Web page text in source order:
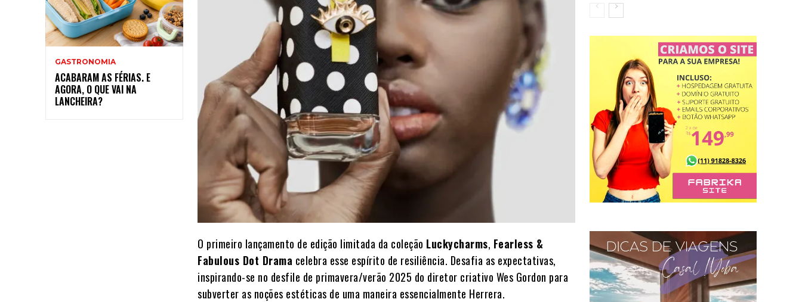
GASTRONOMIA
ACABARAM AS FÉRIAS. E
AGORA, O QUE VAI NA
LANCHEIRA?
O primeiro lançamento de edição limitada da coleção Luckycharms, Fearless &
Fabulous Dot Drama celebra esse espírito de resiliência. Desafia as expectativas,
inspirando-se no desfile de primavera/verão 2025 do diretor criativo Wes Gordon para
subverter as noções estéticas de uma maneira essencialmente Herrera.